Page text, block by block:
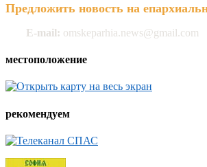
Предложить новость на
E-mail: omskeparhia.news@gmail.com
местоположение
рекомендуем